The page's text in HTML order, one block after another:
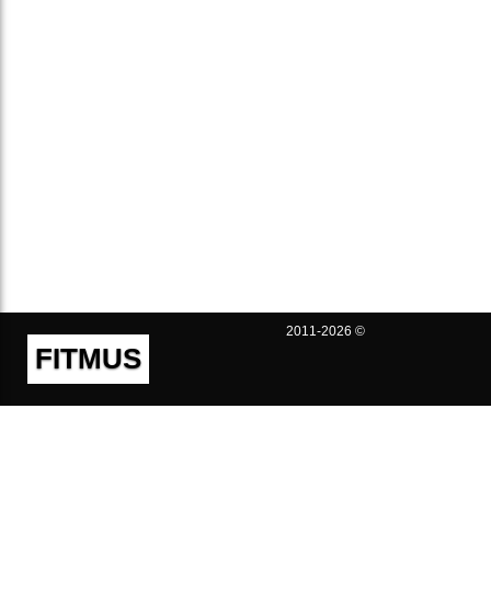
FITMUS
2011-2026 ©